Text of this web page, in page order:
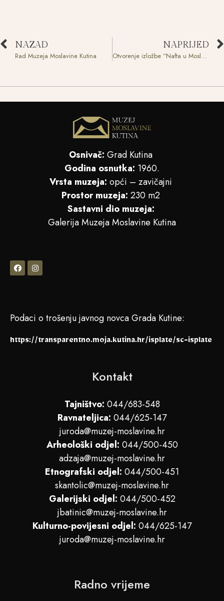
NAZAD
Rad Muzeja Moslavine Kutina
NAPRIJED
Otvorenje izložbe “Nafta u Moslavini”
Osnivač: Grad Kutina
Godina osnutka: 1960.
Vrsta muzeja: opći – zavičajni
Prostor muzeja: 230 m2
Sastavni dio muzeja:
Galerija Muzeja Moslavine Kutina
Podaci o trošenju javnog novca Grada Kutine:
https://transparentno.moja.kutina.hr/isplate/sc-isplate
Kontakt
Tajništvo: 044/683-548
Ravnateljica: 044/625-147
juroda@muzej-moslavine.hr
Arheološki odjel: 044/500-450
adzaja@muzej-moslavine.hr
Etnografski odjel: 044/500-451
skantolic@muzej-moslavine.hr
Galerijski odjel: 044/500-452
jbatinic@muzej-moslavine.hr
Kulturno-povijesni odjel: 044/625-147
juroda@muzej-moslavine.hr
Radno vrijeme